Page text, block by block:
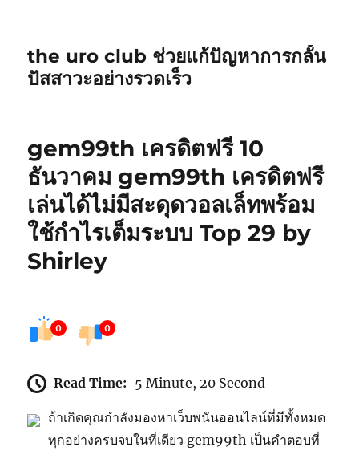
the uro club ช่วยแก้ปัญหาการกลั้น
ปัสสาวะอย่างรวดเร็ว
gem99th เครดิตฟรี 10
ธันวาคม gem99th เครดิตฟรี
เล่นได้ไม่มีสะดุดวอลเล็ทพร้อม
ใช้กำไรเต็มระบบ Top 29 by
Shirley
0 0
Read Time: 5 Minute, 20 Second
ถ้าเกิดคุณกำลังมองหาเว็บพนันออนไลน์ที่มีทั้งหมด
ทุกอย่างครบจบในที่เดียว gem99th เป็นคำตอบที่